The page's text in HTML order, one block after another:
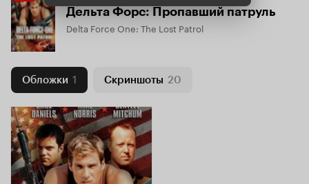
Кинопоиска
4.0
Дельта Форс: Пропавший патруль
Delta Force One: The Lost Patrol
Обложки 1 Скриншоты 20